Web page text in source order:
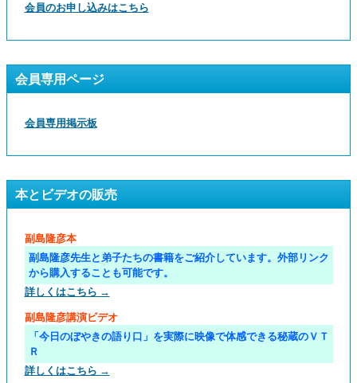
会員のお申し込みはこちら
会員専用ページ
会員専用掲示板
本とビデオの販売
副島隆彦本
副島隆彦先生と弟子たちの書籍をご紹介しています。外部リンク
から購入することも可能です。
詳しくはこちら →
副島隆彦講演ビデオ
「今日のぼやきの語り口」を実際に映像で体感できる秘蔵のＶＴ
Ｒ
詳しくはこちら →